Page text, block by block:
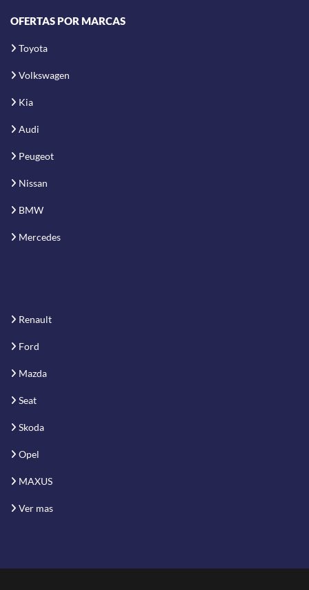
OFERTAS POR MARCAS
Toyota
Volkswagen
Kia
Audi
Peugeot
Nissan
BMW
Mercedes
Renault
Ford
Mazda
Seat
Skoda
Opel
MAXUS
Ver mas